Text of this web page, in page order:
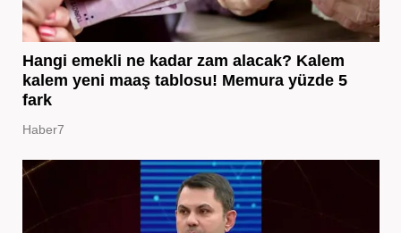
Hangi emekli ne kadar zam alacak? Kalem
kalem yeni maaş tablosu! Memura yüzde 5
fark
Haber7